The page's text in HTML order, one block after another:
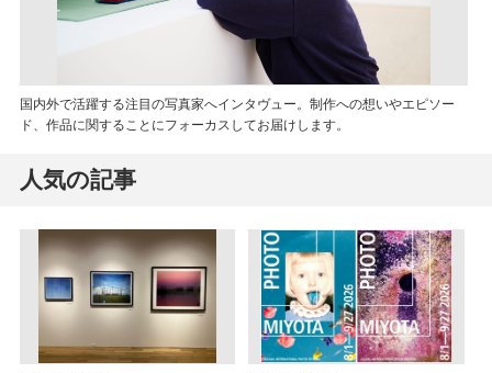
国内外で活躍する注目の写真家へインタヴュー。制作への想いやエピソー
ド、作品に関することにフォーカスしてお届けします。
人気の記事